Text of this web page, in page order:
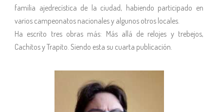
familia ajedrecística de la ciudad, habiendo participado en
varios campeonatos nacionales y algunos otros locales.
Ha escrito tres obras más: Más allá de relojes y trebejos,
Cachitos y Trapito. Siendo esta su cuarta publicación.